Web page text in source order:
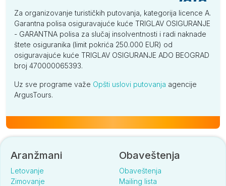
Za organizovanje turističkih putovanja, kategorija licence A.
Garantna polisa osiguravajuće kuće TRIGLAV OSIGURANJE
- GARANTNA polisa za slučaj insolventnosti i radi naknade
štete osiguranika (limit pokrića 250.000 EUR) od
osiguravajuće kuće TRIGLAV OSIGURANJE ADO BEOGRAD
broj 470000065393.
Uz sve programe važe Opšti uslovi putovanja agencije
ArgusTours.
Aranžmani
Letovanje
Zimovanje
Obaveštenja
Obaveštenja
Mailing lista